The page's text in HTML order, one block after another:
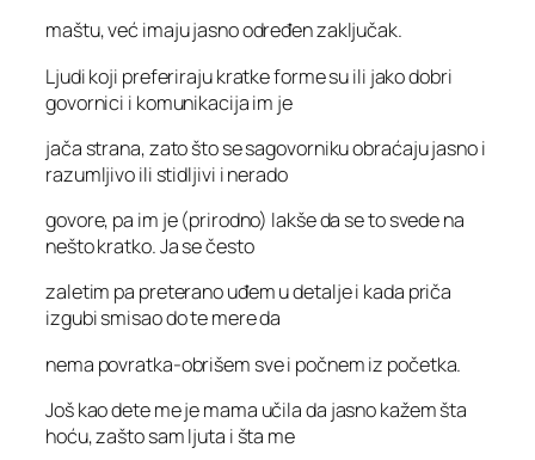
maštu, već imaju jasno određen zaključak.
Ljudi koji preferiraju kratke forme su ili jako dobri
govornici i komunikacija im je
jača strana, zato što se sagovorniku obraćaju jasno i
razumljivo ili stidljivi i nerado
govore, pa im je (prirodno) lakše da se to svede na
nešto kratko. Ja se često
zaletim pa preterano uđem u detalje i kada priča
izgubi smisao do te mere da
nema povratka-obrišem sve i počnem iz početka.
Još kao dete me je mama učila da jasno kažem šta
hoću, zašto sam ljuta i šta me